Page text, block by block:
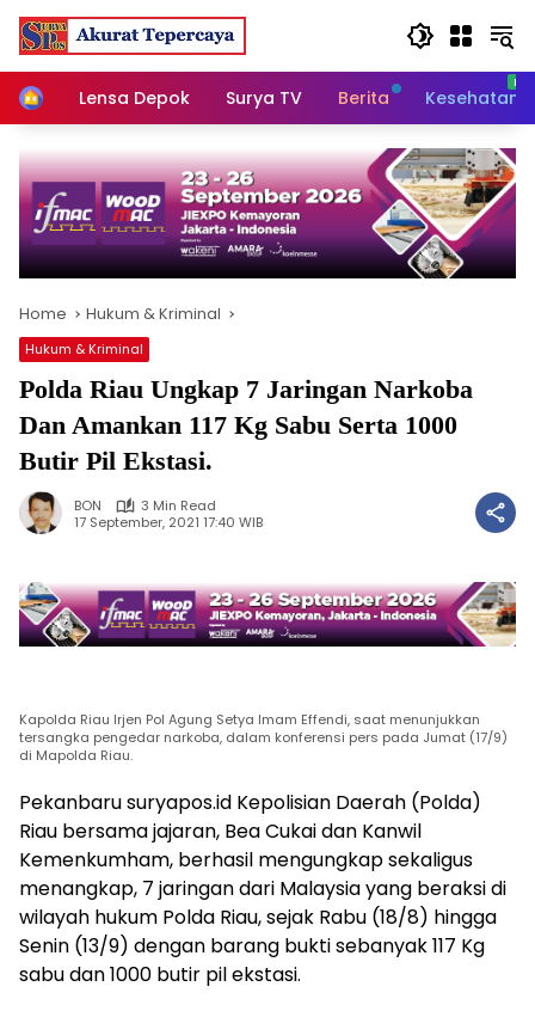
Skip
content
HomeLensa Depok Surya TV Berita Kesehatan
Home Hukum & Kriminal
Hukum & Kriminal
Polda Riau Ungkap 7 Jaringan Narkoba
Dan Amankan 117 Kg Sabu Serta 1000
Butir Pil Ekstasi.
BON
3 Min Read
17 September, 2021 17:40 WIB
Kapolda Riau Irjen Pol Agung Setya Imam Effendi, saat menunjukkan
tersangka pengedar narkoba, dalam konferensi pers pada Jumat (17/9)
di Mapolda Riau.
Pekanbaru suryapos.id Kepolisian Daerah (Polda)
Riau bersama jajaran, Bea Cukai dan Kanwil
Kemenkumham, berhasil mengungkap sekaligus
menangkap, 7 jaringan dari Malaysia yang beraksi di
wilayah hukum Polda Riau, sejak Rabu (18/8) hingga
Senin (13/9) dengan barang bukti sebanyak 117 Kg
sabu dan 1000 butir pil ekstasi.